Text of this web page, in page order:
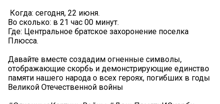
️ Когда: сегодня, 22 июня.
Во сколько: в 21 час 00 минут.
Где: Центральное братское захоронение поселка
Плюсса.
Давайте вместе создадим огненные символы,
отображающие скорбь и демонстрирующие единство
памяти нашего народа о всех героях, погибших в годы
Великой Отечественной войны️️